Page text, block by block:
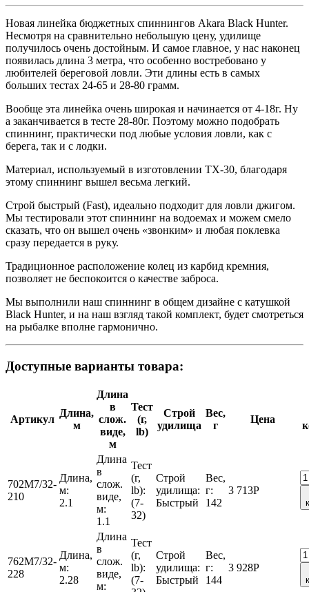
Новая линейка бюджетных спиннингов Akara Black Hunter.
Несмотря на сравнительно небольшую цену, удилище
получилось очень достойным. И самое главное, у нас наконец
появилась длина 3 метра, что особенно востребовано у
любителей береговой ловли. Эти длины есть в самых
больших тестах 24-65 и 28-80 грамм.
Вообще эта линейка очень широкая и начинается от 4-18г. Ну
а заканчивается в тесте 28-80г. Поэтому можно подобрать
спиннинг, практически под любые условия ловли, как с
берега, так и с лодки.
Материал, используемый в изготовлении ТХ-30, благодаря
этому спиннинг вышел весьма легкий.
Строй быстрый (Fast), идеально подходит для ловли джигом.
Мы тестировали этот спиннинг на водоемах и можем смело
сказать, что он вышел очень «звонким» и любая поклевка
сразу передается в руку.
Традиционное расположение колец из карбид кремния,
позволяет не беспокоится о качестве заброса.
Мы выполнили наш спиннинг в общем дизайне с катушкой
Black Hunter, и на наш взгляд такой комплект, будет смотреться
на рыбалке вполне гармонично.
Доступные варианты товара:
Артикул
Длина,
м
Длина
в
слож.
виде,
м
Тест
(г,
lb)
Строй
удилища
Вес,
г
Цена
702M7/32-
210
Длина,
м:
2.1
Длина
в
слож.
виде,
м:
1.1
Тест
(г,
lb):
(7-
32)
Строй
удилища:
Быстрый
Вес,
г:
142
3 713Р
762M7/32-
228
Длина,
м:
2.28
Длина
в
слож.
виде,
м:
Тест
(г,
lb):
(7-
Строй
удилища:
Быстрый
Вес,
г:
144
3 928Р